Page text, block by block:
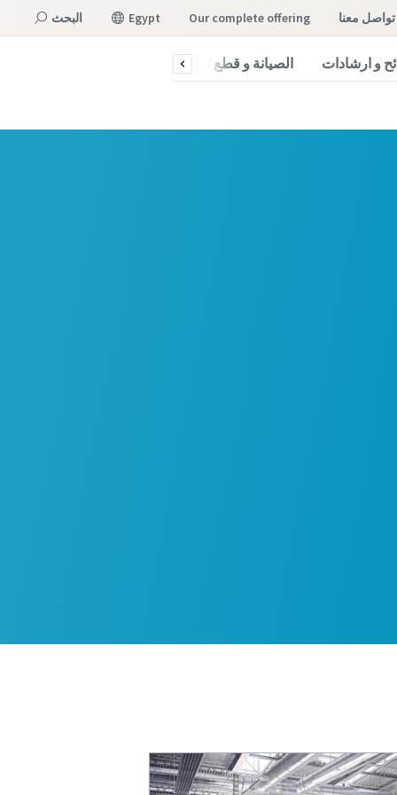
تواصل معنا our complete offering
Egypt البحث
و ارشادات الصيانة و قطع الغيار